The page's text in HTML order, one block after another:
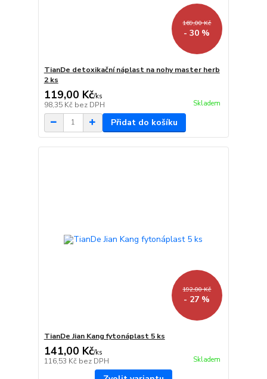
169,00 Kč
- 30 %
TianDe detoxikační náplast na nohy master herb
2 ks
119,00 Kč/ks
98,35 Kč bez DPH Skladem
Přidat do košíku
192,00 Kč
- 27 %
TianDe Jian Kang fytonáplast 5 ks
141,00 Kč/ks
116,53 Kč bez DPH Skladem